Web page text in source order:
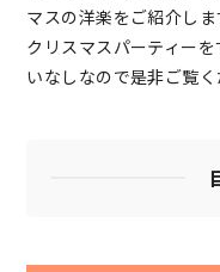
マスの洋楽をご紹介しま
クリスマスパーティー
いなしなので是非ご覧く